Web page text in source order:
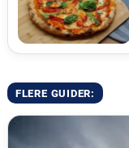
FLERE GUIDER: